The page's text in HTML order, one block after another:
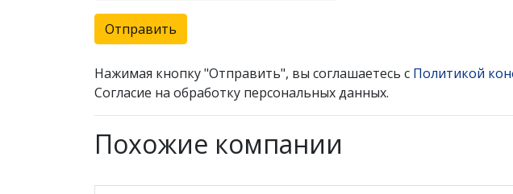
Отправить
Нажимая кнопку "Отправить", вы соглашаетесь с Политикой
Согласие на обработку персональных данных.
Похожие компании